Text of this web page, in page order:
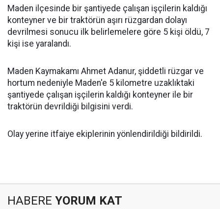
Maden ilçesinde bir şantiyede çalışan işçilerin kaldığı
konteyner ve bir traktörün aşırı rüzgardan dolayı
devrilmesi sonucu ilk belirlemelere göre 5 kişi öldü, 7
kişi ise yaralandı.
Maden Kaymakamı Ahmet Adanur, şiddetli rüzgar ve
hortum nedeniyle Maden'e 5 kilometre uzaklıktaki
şantiyede çalışan işçilerin kaldığı konteyner ile bir
traktörün devrildiği bilgisini verdi.
Olay yerine itfaiye ekiplerinin yönlendirildiği bildirildi.
HABERE YORUM KAT